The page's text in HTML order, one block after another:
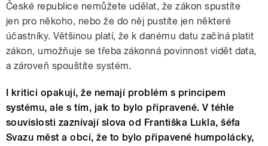
České republice nemůžete udělat, že zákon spustíte
jen pro někoho, nebo že do něj pustíte jen některé
účastníky. Většinou platí, že k danému datu začíná platit
zákon, umožňuje se třeba zákonná povinnost vidět data,
a zároveň spouštíte systém.
I kritici opakují, že nemají problém s principem
systému, ale s tím, jak to bylo připravené. V téhle
souvislosti zaznívají slova od Františka Lukla, šéfa
Svazu měst a obcí, že to bylo připavené humpolácky,